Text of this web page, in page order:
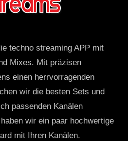
techno streaming APP mit
Mixes. Mit präzisen
einen herrvorragenden
wir die besten Sets und
passenden Kanälen
wir ein paar hochwertige
mit Ihren Kanälen.